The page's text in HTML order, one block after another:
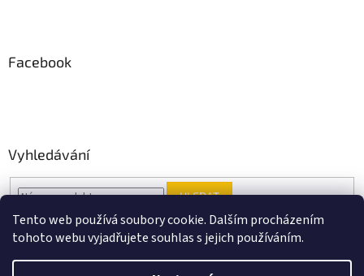
Tento web používá soubory cookie. Dalším procházením
tohoto webu vyjadřujete souhlas s jejich používáním.
Facebook
Vyhledávání
HLEDAT